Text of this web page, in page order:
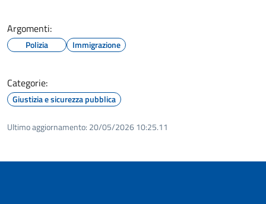
Argomenti:
Polizia Immigrazione
Categorie:
Giustizia e sicurezza pubblica
Ultimo aggiornamento: 20/05/2026 10:25.11